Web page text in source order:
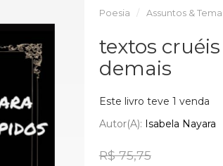
Poesia Assuntos &
textos
demais
Este livro teve 1 venda
Autor(a): Isabela Nayara
R$ 75,75